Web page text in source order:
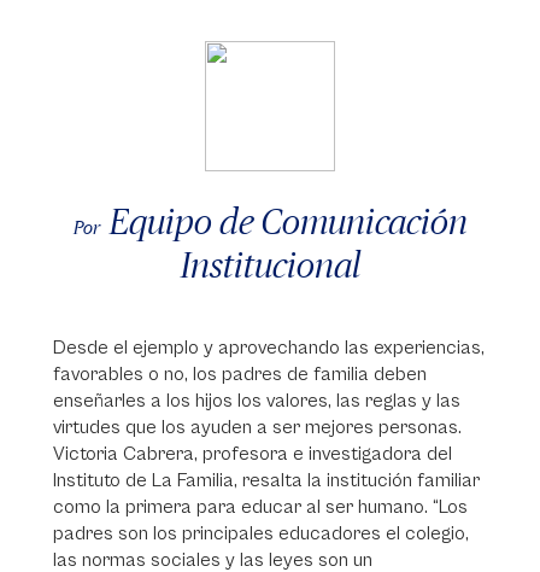
Por Equipo de Comunicación
Institucional
Desde el ejemplo y aprovechando las experiencias,
favorables o no, los padres de familia deben
enseñarles a los hijos los valores, las reglas y las
virtudes que los ayuden a ser mejores personas.
Victoria Cabrera, profesora e investigadora del
Instituto de La Familia, resalta la institución familiar
como la primera para educar al ser humano. “Los
padres son los principales educadores el colegio,
las normas sociales y las leyes son un